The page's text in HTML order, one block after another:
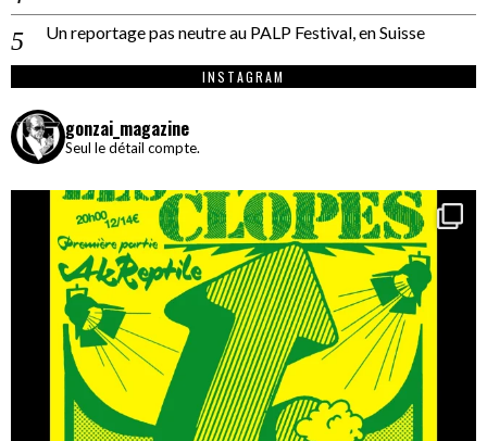
Un reportage pas neutre au PALP Festival, en Suisse
INSTAGRAM
gonzai_magazine
Seul le détail compte.